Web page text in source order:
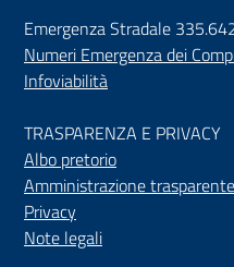
Emergenza Stradale
Numeri Emergenza dei
Infoviabilità
TRASPARENZA E PRIVACY
Albo pretorio
Amministrazione trasparente
Privacy
Note legali